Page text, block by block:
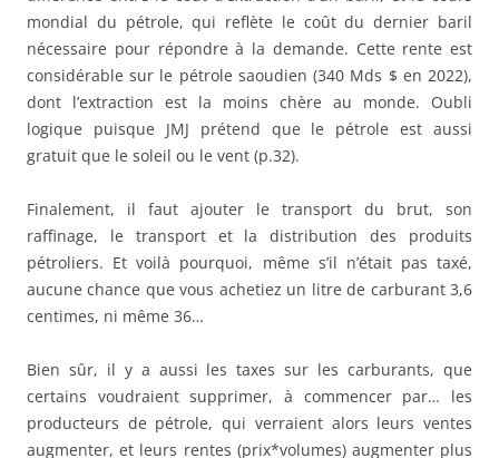
mondial du pétrole, qui reflète le coût du dernier baril
nécessaire pour répondre à la demande. Cette rente est
considérable sur le pétrole saoudien (340 Mds $ en 2022),
dont l’extraction est la moins chère au monde. Oubli
logique puisque JMJ prétend que le pétrole est aussi
gratuit que le soleil ou le vent (p.32).
Finalement, il faut ajouter le transport du brut, son
raffinage, le transport et la distribution des produits
pétroliers. Et voilà pourquoi, même s’il n’était pas taxé,
aucune chance que vous achetiez un litre de carburant 3,6
centimes, ni même 36…
Bien sûr, il y a aussi les taxes sur les carburants, que
certains voudraient supprimer, à commencer par… les
producteurs de pétrole, qui verraient alors leurs ventes
augmenter, et leurs rentes (prix*volumes) augmenter plus